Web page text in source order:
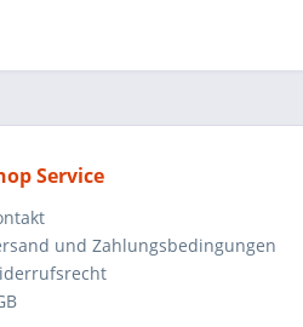
Service
und Zahlungsbedingungen